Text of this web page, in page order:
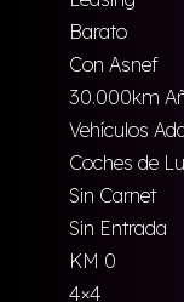
Barato
Con Asnef
30.000km
Vehículos
Coches de
Sin Carnet
Sin Entrada
KM 0
4×4